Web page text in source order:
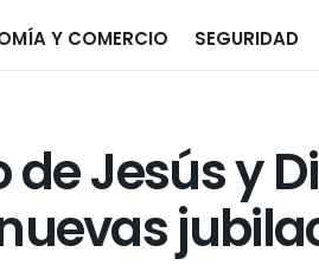
Y COMERCIO SEGURIDAD
Jesús y